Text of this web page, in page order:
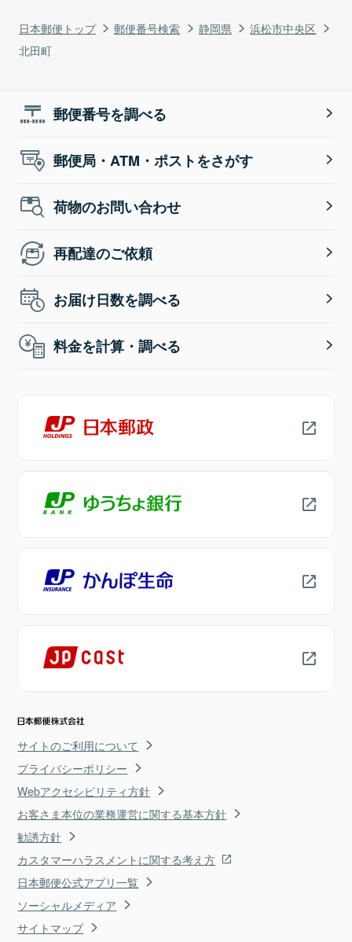
日本郵便トップ 郵便番号検索 静岡県
浜松市中央区
北田町
郵便番号を調べる
郵便局・ATM・ポストをさがす
荷物のお問い合わせ
再配達のご依頼
お届け日数を調べる
料金を計算・調べる
サイトのご利用について
プライバシーポリシー
Webアクセシビリティ方針
お客さま本位の業務運営に関する基本方針
勧誘方針
カスタマーハラスメントに関する考え方
日本郵便公式アプリ一覧
ソーシャルメディア
サイトマップ